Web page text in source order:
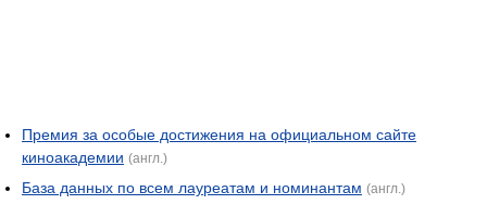
Премия за особые достижения на официальном сайте
киноакадемии (англ.)
База данных по всем лауреатам и номинантам (англ.)